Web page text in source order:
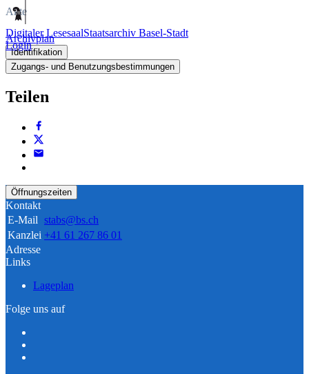
Digitaler LesesaalStaatsarchiv Basel-Stadt
Login
Akte
Archivplan
Identifikation
Zugangs- und Benutzungsbestimmungen
Teilen
Öffnungszeiten
Kontakt
E-Mail stabs@bs.ch
Kanzlei +41 61 267 86 01
Adresse
Links
Lageplan
Folge uns auf